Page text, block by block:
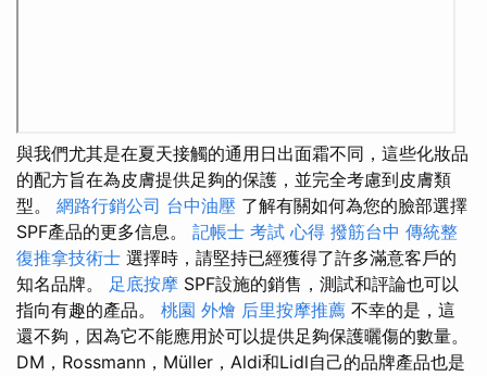
與我們尤其是在夏天接觸的通用日出面霜不同，這些化妝品
的配方旨在為皮膚提供足夠的保護，並完全考慮到皮膚類
型。 網路行銷公司 台中油壓 了解有關如何為您的臉部選擇
SPF產品的更多信息。 記帳士 考試 心得 撥筋台中 傳統整
復推拿技術士 選擇時，請堅持已經獲得了許多滿意客戶的
知名品牌。 足底按摩 SPF設施的銷售，測試和評論也可以
指向有趣的產品。 桃園 外燴 后里按摩推薦 不幸的是，這
還不夠，因為它不能應用於可以提供足夠保護曬傷的數量。
DM，Rossmann，Müller，Aldi和Lidl自己的品牌產品也是